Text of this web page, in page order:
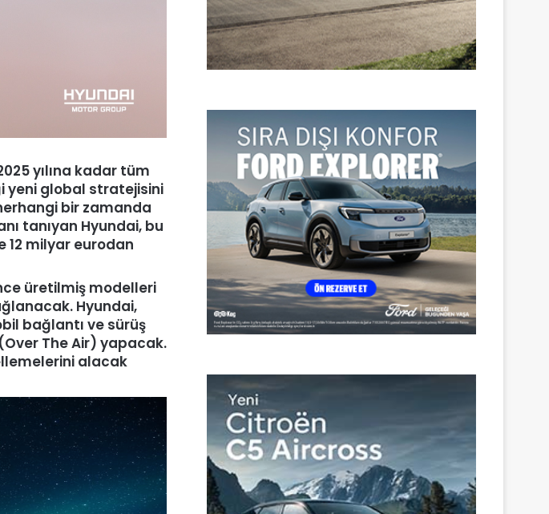
yılına kadar tüm
yeni global stratejisini
bir zamanda
tanıyan Hyundai, bu
12 milyar eurodan
üretilmiş modelleri
Hyundai,
bağlantı ve sürüş
The Air) yapacak.
alacak